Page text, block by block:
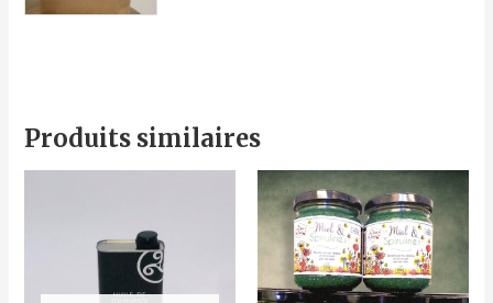
Produits similaires
3,50€
à
6,50€